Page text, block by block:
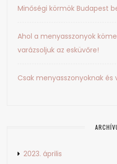
Minőségi körmök Budapest
Ahol a menyasszonyok
varázsoljuk az esküvőre!
Csak menyasszonyoknak és
2023. április